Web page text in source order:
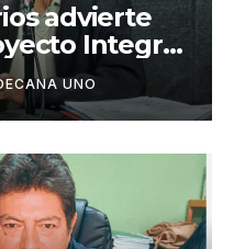
advierte
Integral
para
UNO